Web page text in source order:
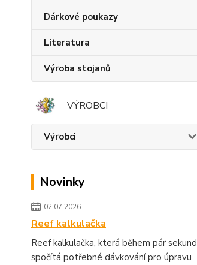
Dárkové poukazy
Literatura
Výroba stojanů
VÝROBCI
Výrobci
Novinky
02.07.2026
Reef kalkulačka
Reef kalkulačka, která během pár sekund
spočítá potřebné dávkování pro úpravu